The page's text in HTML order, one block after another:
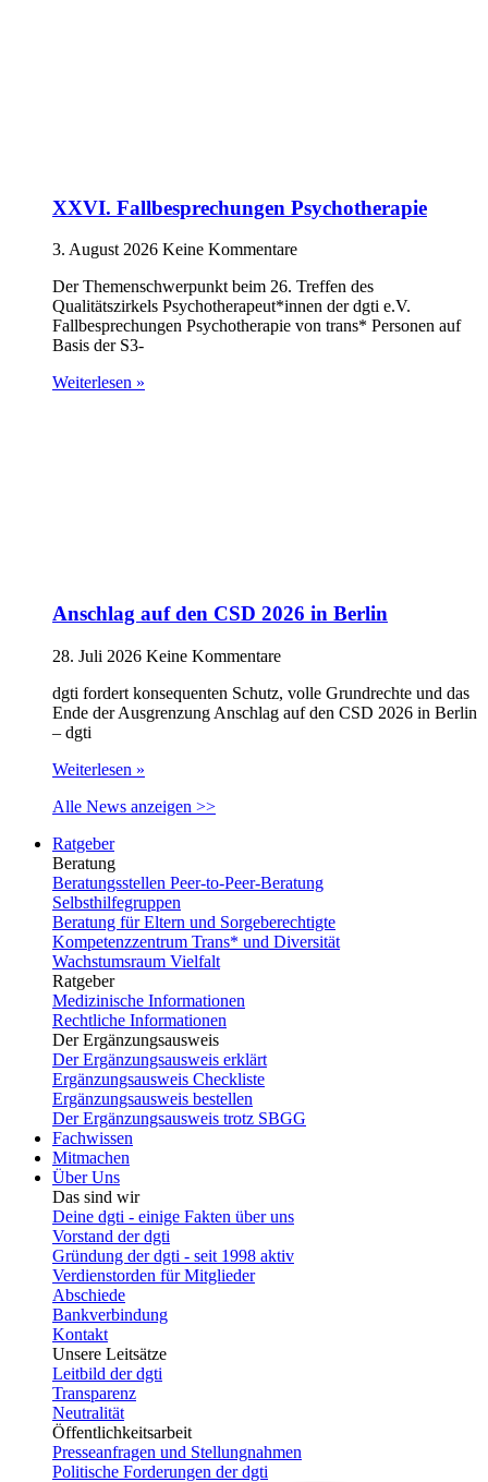
XXVI. Fallbesprechungen Psychotherapie
3. August 2026 Keine Kommentare
Der Themenschwerpunkt beim 26. Treffen des
Qualitätszirkels Psychotherapeut*innen der dgti e.V.
Fallbesprechungen Psychotherapie von trans* Personen auf
Basis der S3-
Weiterlesen »
Anschlag auf den CSD 2026 in Berlin
28. Juli 2026 Keine Kommentare
dgti fordert konsequenten Schutz, volle Grundrechte und das
Ende der Ausgrenzung Anschlag auf den CSD 2026 in Berlin
– dgti
Weiterlesen »
Alle News anzeigen >>
Ratgeber
Beratung
Beratungsstellen Peer-to-Peer-Beratung
Selbsthilfegruppen
Beratung für Eltern und Sorgeberechtigte
Kompetenzzentrum Trans* und Diversität
Wachstumsraum Vielfalt
Ratgeber
Medizinische Informationen
Rechtliche Informationen
Der Ergänzungsausweis
Der Ergänzungsausweis erklärt
Ergänzungsausweis Checkliste
Ergänzungsausweis bestellen
Der Ergänzungsausweis trotz SBGG
Fachwissen
Mitmachen
Über Uns
Das sind wir
Deine dgti - einige Fakten über uns
Vorstand der dgti
Gründung der dgti - seit 1998 aktiv
Verdienstorden für Mitglieder
Abschiede
Bankverbindung
Kontakt
Unsere Leitsätze
Leitbild der dgti
Transparenz
Neutralität
Öffentlichkeitsarbeit
Presseanfragen und Stellungnahmen
Politische Forderungen der dgti